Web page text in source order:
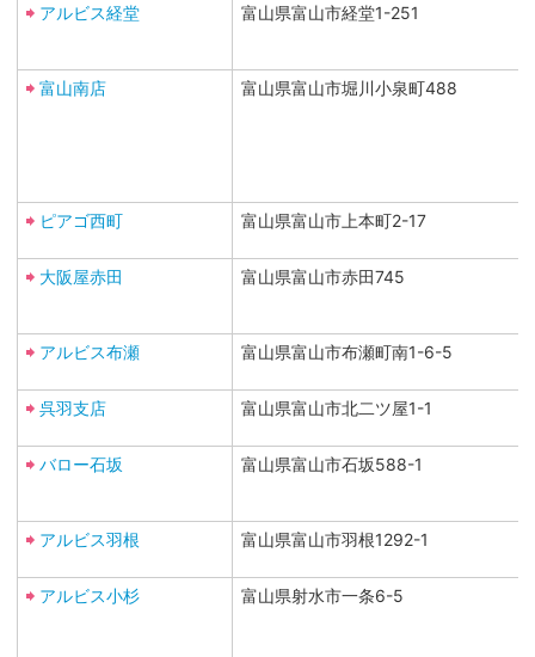
アルビス経堂 富山県富山市経堂1-251
富山南店 富山県富山市堀川小泉町488
ピアゴ西町 富山県富山市上本町2-17
大阪屋赤田 富山県富山市赤田745
アルビス布瀬 富山県富山市布瀬町南1-6-5
呉羽支店 富山県富山市北二ツ屋1-1
バロー石坂 富山県富山市石坂588-1
アルビス羽根 富山県富山市羽根1292-1
アルビス小杉 富山県射水市一条6-5